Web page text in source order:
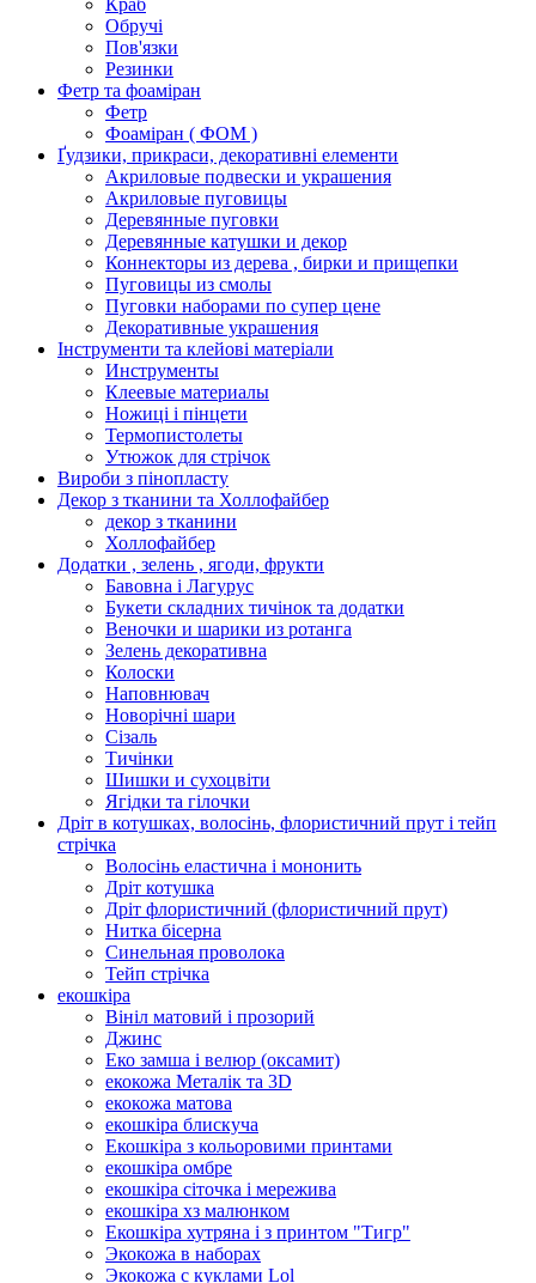
Краб
Обручі
Пов'язки
Резинки
Фетр та фоаміран
Фетр
Фоаміран ( ФОМ )
Ґудзики, прикраси, декоративні елементи
Акриловые подвески и украшения
Акриловые пуговицы
Деревянные пуговки
Деревянные катушки и декор
Коннекторы из дерева , бирки и прищепки
Пуговицы из смолы
Пуговки наборами по супер цене
Декоративные украшения
Інструменти та клейові матеріали
Инструменты
Клеевые материалы
Ножиці і пінцети
Термопистолеты
Утюжок для стрічок
Вироби з пінопласту
Декор з тканини та Холлофайбер
декор з тканини
Холлофайбер
Додатки , зелень , ягоди, фрукти
Бавовна і Лагурус
Букети складних тичінок та додатки
Веночки и шарики из ротанга
Зелень декоративна
Колоски
Наповнювач
Новорічні шари
Сізаль
Тичінки
Шишки и сухоцвіти
Ягідки та гілочки
Дріт в котушках, волосінь, флористичний прут і тейп
стрічка
Волосінь еластична і мононить
Дріт котушка
Дріт флористичний (флористичний прут)
Нитка бісерна
Синельная проволока
Тейп стрічка
екошкіра
Вініл матовий і прозорий
Джинс
Еко замша і велюр (оксамит)
екокожа Металік та 3D
екокожа матова
екошкіра блискуча
Екошкіра з кольоровими принтами
екошкіра омбре
екошкіра сіточка і мережива
екошкіра хз малюнком
Екошкіра хутряна і з принтом "Тигр"
Экокожа в наборах
Экокожа с куклами Lol